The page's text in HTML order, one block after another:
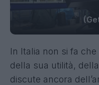
In Italia non si fa
della sua utilità,
discute ancora